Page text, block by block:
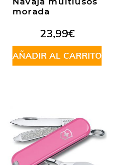
morada
23,99€
AÑADIR AL CARRITO